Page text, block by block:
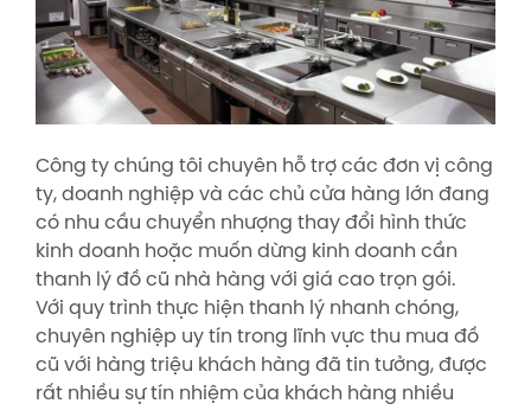
Công ty chúng tôi chuyên hỗ trợ các đơn vị công
ty, doanh nghiệp và các chủ cửa hàng lớn đang
có nhu cầu chuyển nhượng thay đổi hình thức
kinh doanh hoặc muốn dừng kinh doanh cần
thanh lý đồ cũ nhà hàng với giá cao trọn gói.
Với quy trình thực hiện thanh lý nhanh chóng,
chuyên nghiệp uy tín trong lĩnh vực thu mua đồ
cũ với hàng triệu khách hàng đã tin tưởng, được
rất nhiều sự tín nhiệm của khách hàng nhiều